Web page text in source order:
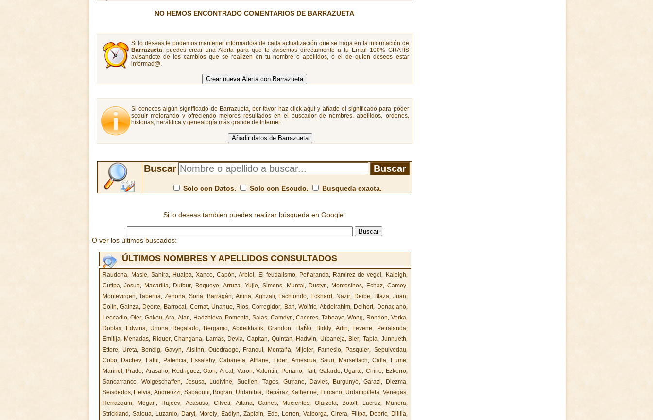
NO HEMOS ENCONTRADO COMENTARIOS DE BARRAZUETA
Si lo deseas te podemos mantener informado/a de cada actualización que se haga en la información de
Barrazueta, puedes crear una Alerta para que te avisemos directamente a tu Email 100% GRATIS
avisandote de los cambios que se realizen en tu nombre o apellidos, o el de quien desees estar
informad@.
Si conoces algún significado de Barrazueta, por favor haz click aquí y añade el significado para poder
seguir mejorando y ofreciendo mejores resultados en el buscador de nombres, apellidos, ordenes,
historias, heráldica y genealogía más grande de Internet.
Buscar
Solo con Datos. Solo con Escudo. Busqueda exacta.
Si lo deseas tambien puedes realizar búsqueda en Google:
O ver los últimos buscados:
ÚLTIMOS NOMBRES Y APELLIDOS CONSULTADOS
Raudona, Masie, Sahira, Hualpa,Xanco,Capón,Arbiol, El feudalismo, Peñaranda, Ramirez de vegel, Kaleigh,
Cutipa,Josue, Macarilla, Dufour, Bequeye,Arruza, Yujie, Simons, Muntal , Dustyn, Montesinos, Echaz, Camey,
Montevirgen,Taberna,Zenona,Soria, Barragán, Aniria, Aghzali, Lachiondo, Eckhard, Nazir, Deibe, Blaza, Juan,
Colín, Gainza, Deorte, Barrocal, Cernat, Unanue, Ríos,Corregidor, Ban, Wolfric, Abdelrahim, Delhort, Donaciano,
Leocadio,Oier, Gakou,Ara, Alan, Hadzhieva, Pomenta, Salas, Camdyn,Caceres, Tabeayo,Wong, Rondon, Verka,
Doblas, Edwina, Uriona, Regalado, Bergamo, Abdelkhalik,Grandon, FlaÑo, Biddy,Arlin, Levene, Petralanda,
Emilija, Menadas, Riquer,Changana, Lamas, Devia,Capitan, Quintan, Hadwin, Urbaneja, Bler,Tapia, Junnueth,
Ettore, Ureta, Bondig, Gavyn, Aislinn, Ouedraogo, Franqui, Montaña, Mijoler, Farnesio, Pasquier, Sepulvedau,
Cobo, Dachev, Fathi, Palencia, Essalehy,Cabanela, Athane, Eider, Amescua,Sauri, Marsellach, Calla, Eume,
Marinel , Prado, Arasaho, Rodriguez,Oton,Arcal, Varon,Valentín, Periano, Tait, Galarde, Ugarte, Chino, Ezkerro,
Sancarranco, Wolgeschaffen, Jesusa, Ludivine, Suellen, Tages, Gutrane, Davies, Burgunyó, Garazi, Diezma,
Seisdedos, Helvia, Andreozzi, Sabaouni, Bogran, Urdanibia, Repáraz, Katherine, Forcano, Urdampilleta, Venegas,
Herrazquin, Megan, Rajeev, Acasuso, Cilveti, Aitana, Gaines, Mucientes, Olaizola, Botolf, Lacruz, Munera,
Strickland, Saloua, Luzardo, Daryl , Morely, Eadlyn, Zapiain, Edo, Lorren, Valborga, Cirera, Filipa, Dobric, Dililia,